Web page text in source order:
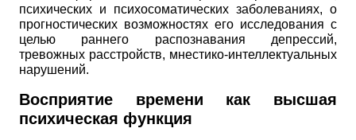
психических и психосоматических заболеваниях, о
прогностических возможностях его исследования с
целью раннего распознавания депрессий,
тревожных расстройств, мнестико-интеллектуальных
нарушений.
Восприятие времени как высшая
психическая функция